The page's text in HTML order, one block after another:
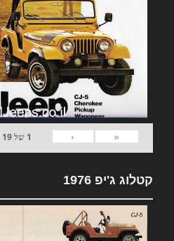
«
‹
1 של19
קטלוג ג'יפ 1976